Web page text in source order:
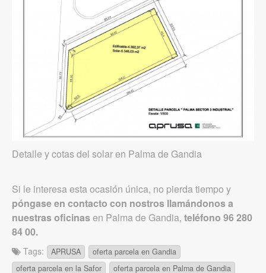
Detalle y cotas del solar en Palma de Gandia
Si le interesa esta ocasión única, no pierda tiempo y
póngase en contacto con nostros llamándonos a
nuestras oficinasen Palma de Gandia, teléfono 96 280
84 00.
Tags: APRUSA
oferta parcela en Gandia
oferta parcela en la Safor
oferta parcela en Palma de Gandia